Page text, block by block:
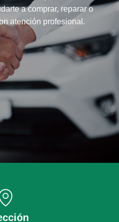
a comprar, reparar o
atención profesional.